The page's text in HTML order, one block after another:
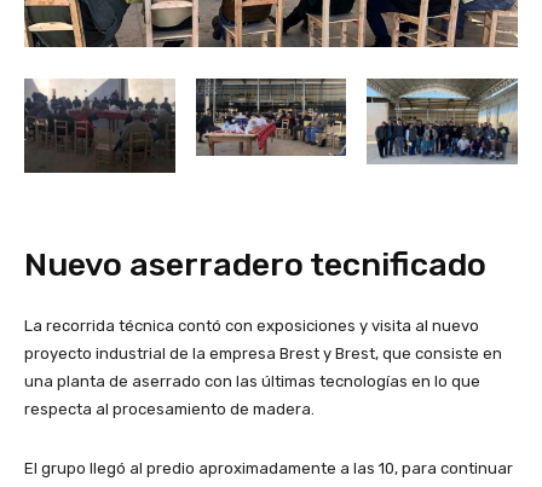
Nuevo aserradero tecnificado
La recorrida técnica contó con exposiciones y visita al nuevo
proyecto industrial de la empresa Brest y Brest, que consiste en
una planta de aserrado con las últimas tecnologías en lo que
respecta al procesamiento de madera.
El grupo llegó al predio aproximadamente a las 10, para continuar